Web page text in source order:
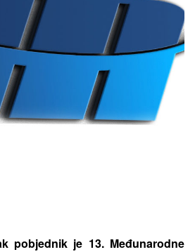
pobjednik je 13. Međunarodne